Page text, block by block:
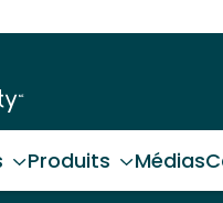
Produits Médias